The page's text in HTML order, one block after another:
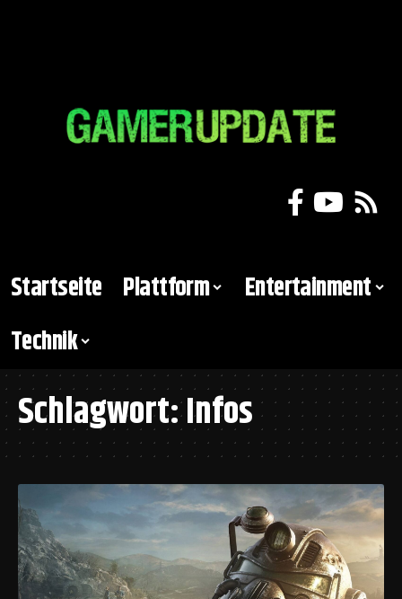
Startseite Plattform
Entertainment
Technik
Schlagwort:Infos